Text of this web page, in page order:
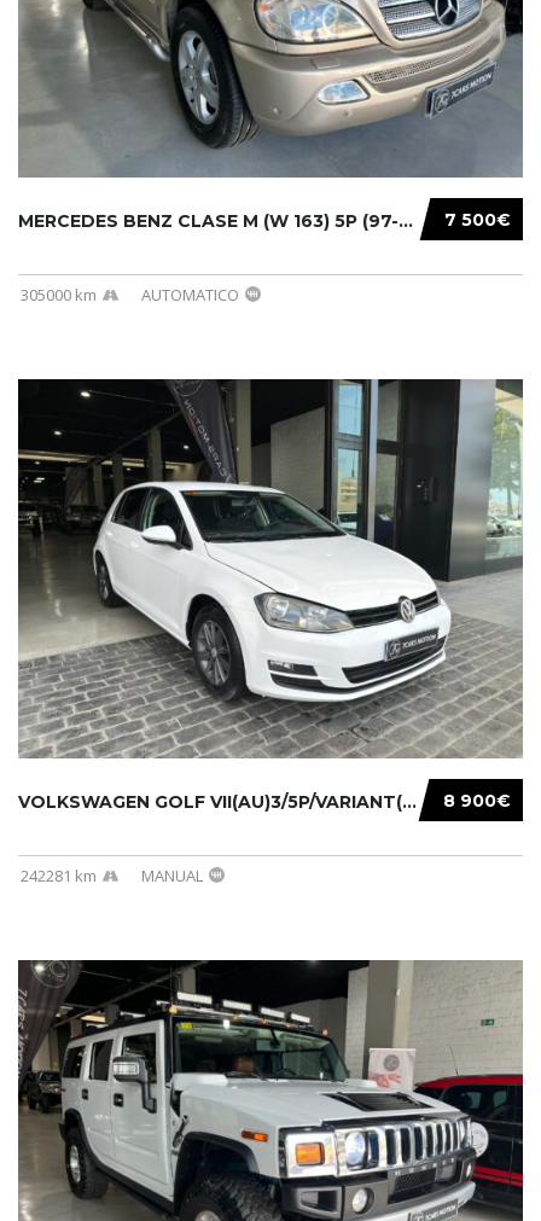
7 500€
MERCEDES BENZ CLASE M (W 163) 5P (97-05) 200...
305000 km AUTOMATICO
8 900€
VOLKSWAGEN GOLF VII(AU)3/5P/VARIANT(12-16 20...
242281 km MANUAL